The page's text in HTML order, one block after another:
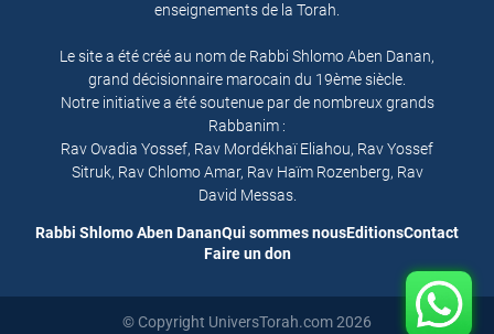
enseignements de la Torah.
Le site a été créé au nom de Rabbi Shlomo Aben Danan,
grand décisionnaire marocain du 19ème siècle.
Notre initiative a été soutenue par de nombreux grands
Rabbanim :
Rav Ovadia Yossef, Rav Mordékhaï Eliahou, Rav Yossef
Sitruk, Rav Chlomo Amar, Rav Haïm Rozenberg, Rav
David Messas.
Rabbi Shlomo Aben DananQui sommes nousEditionsContact
Faire un don
© Copyright UniversTorah.com 2026